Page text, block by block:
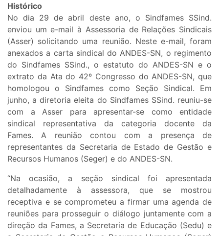
Histórico
No dia 29 de abril deste ano, o Sindfames SSind.
enviou um e-mail à Assessoria de Relações Sindicais
(Asser) solicitando uma reunião. Neste e-mail, foram
anexados a carta sindical do ANDES-SN, o regimento
do Sindfames SSind., o estatuto do ANDES-SN e o
extrato da Ata do 42º Congresso do ANDES-SN, que
homologou o Sindfames como Seção Sindical. Em
junho, a diretoria eleita do Sindfames SSind. reuniu-se
com a Asser para apresentar-se como entidade
sindical representativa da categoria docente da
Fames. A reunião contou com a presença de
representantes da Secretaria de Estado de Gestão e
Recursos Humanos (Seger) e do ANDES-SN.
“Na ocasião, a seção sindical foi apresentada
detalhadamente à assessora, que se mostrou
receptiva e se comprometeu a firmar uma agenda de
reuniões para prosseguir o diálogo juntamente com a
direção da Fames, a Secretaria de Educação (Sedu) e